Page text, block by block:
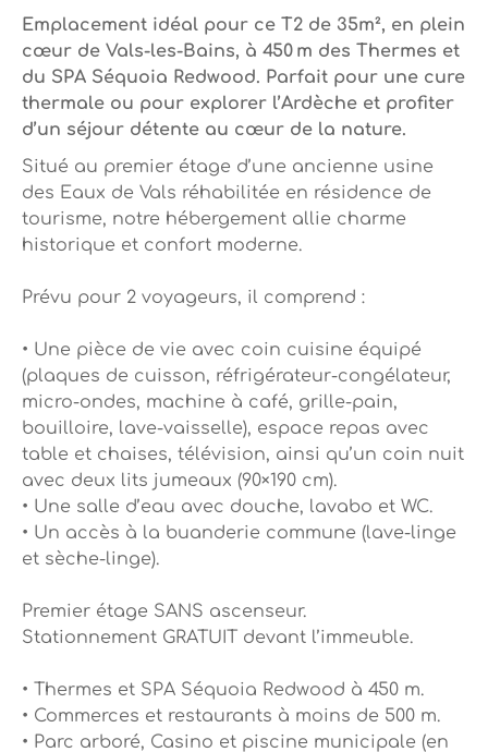
Emplacement idéal pour ce T2 de 35m², en plein
cœur de Vals-les-Bains, à 450 m des Thermes et
du SPA Séquoia Redwood. Parfait pour une cure
thermale ou pour explorer l’Ardèche et profiter
d’un séjour détente au cœur de la nature.
Situé au premier étage d’une ancienne usine
des Eaux de Vals réhabilitée en résidence de
tourisme, notre hébergement allie charme
historique et confort moderne.
Prévu pour 2 voyageurs, il comprend :
• Une pièce de vie avec coin cuisine équipé
(plaques de cuisson, réfrigérateur-congélateur,
micro-ondes, machine à café, grille-pain,
bouilloire, lave-vaisselle), espace repas avec
table et chaises, télévision, ainsi qu’un coin nuit
avec deux lits jumeaux (90×190 cm).
• Une salle d’eau avec douche, lavabo et WC.
• Un accès à la buanderie commune (lave-linge
et sèche-linge).
Premier étage SANS ascenseur.
Stationnement GRATUIT devant l’immeuble.
• Thermes et SPA Séquoia Redwood à 450 m.
• Commerces et restaurants à moins de 500 m.
• Parc arboré, Casino et piscine municipale (en